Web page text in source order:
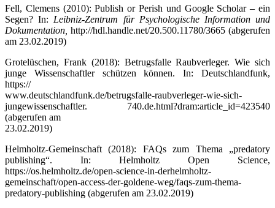
Fell, Clemens (2010): Publish or Perish und Google Scholar – ein
Segen? In: Leibniz-Zentrum für Psychologische Information und
Dokumentation, http://hdl.handle.net/20.500.11780/3665 (abgerufen
am 23.02.2019)
Grotelüschen, Frank (2018): Betrugsfalle Raubverleger. Wie sich
junge Wissenschaftler schützen können. In: Deutschlandfunk,
https://
www.deutschlandfunk.de/betrugsfalle-raubverleger-wie-sich-
jungewissenschaftler. 740.de.html?dram:article_id=423540
(abgerufen am
23.02.2019)
Helmholtz-Gemeinschaft (2018): FAQs zum Thema „predatory
publishing“. In: Helmholtz Open Science,
https://os.helmholtz.de/open-science-in-derhelmholtz-
gemeinschaft/open-access-der-goldene-weg/faqs-zum-thema-
predatory-publishing (abgerufen am 23.02.2019)